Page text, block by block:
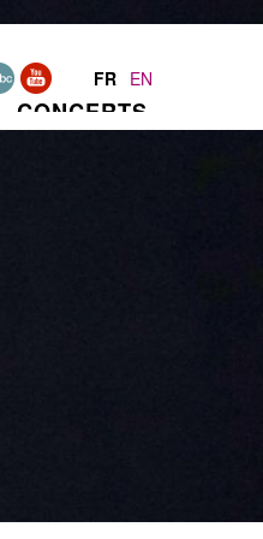
FR EN
CONCERTS